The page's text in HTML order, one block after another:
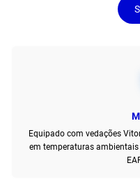
Equipado com vedações
em temperaturas ambientais